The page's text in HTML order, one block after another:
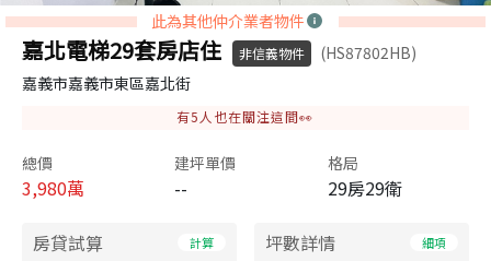
此為其他仲介業者物件
嘉北電梯29套房店住 非信義物件
(HS87802HB)
嘉義市嘉義市東區嘉北街
有5 人也在關注這間👀
總價
3,980萬
建坪單價
--
格局
29房29衛
房貸試算 計算 坪數詳情 細項